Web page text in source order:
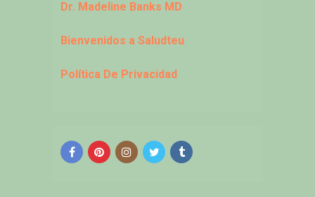
Dr. Madeline Banks MD
Bienvenidos a Saludteu
Política De Privacidad